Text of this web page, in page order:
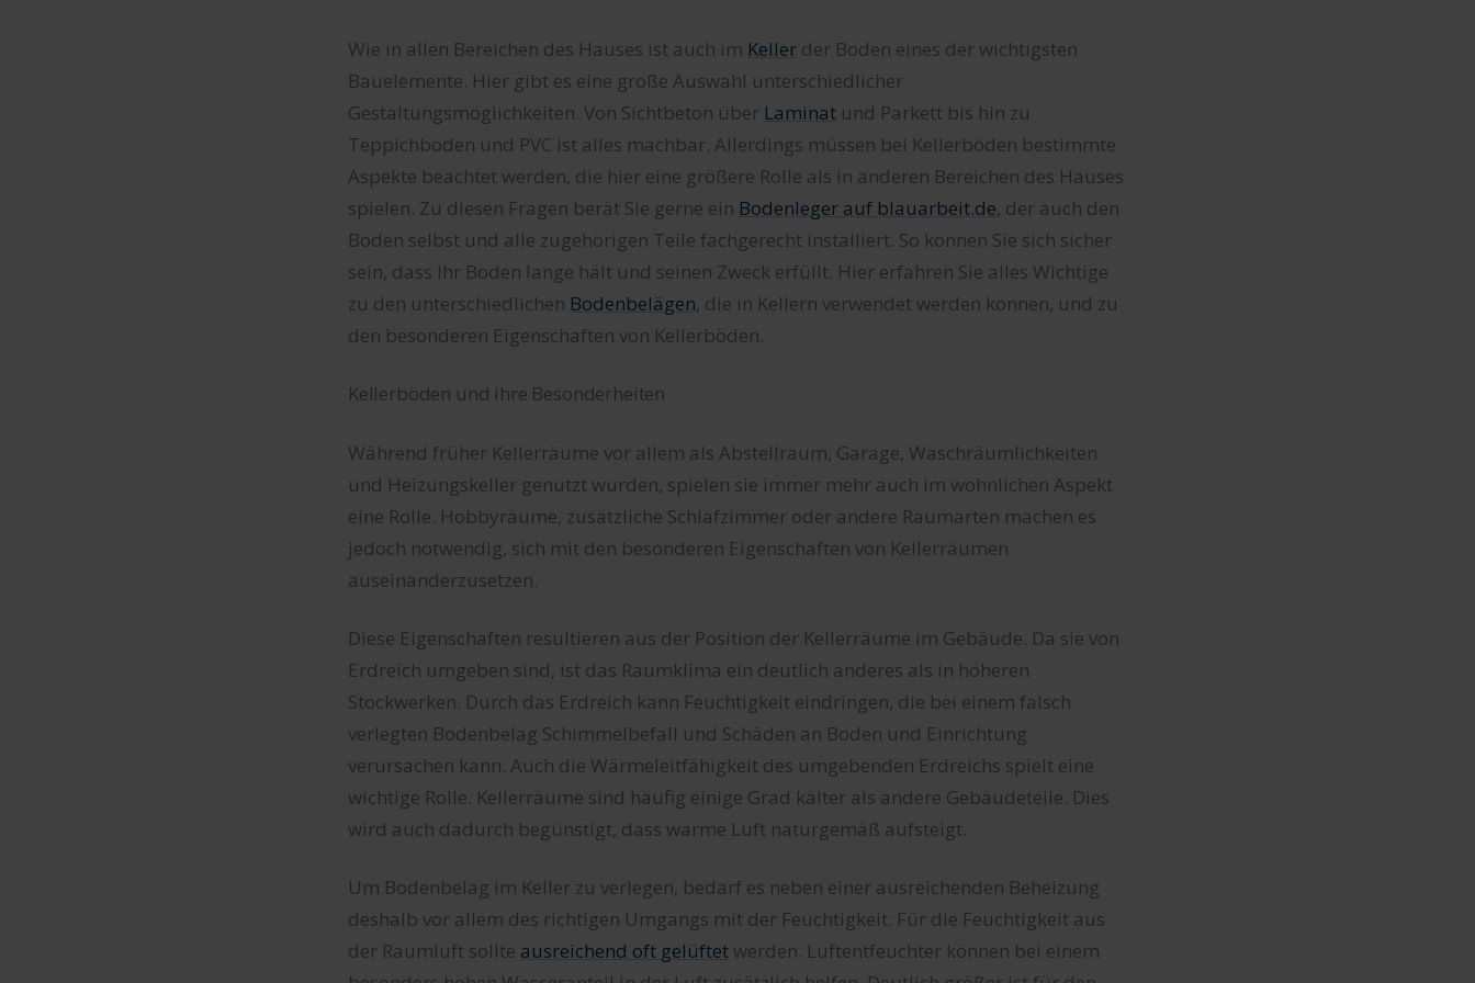
Wie in allen Bereichen des Hauses ist auch im Keller der Boden eines der wichtigsten
Bauelemente. Hier gibt es eine große Auswahl unterschiedlicher
Gestaltungsmöglichkeiten. Von Sichtbeton über Laminat und Parkett bis hin zu
Teppichboden und PVC ist alles machbar. Allerdings müssen bei Kellerböden bestimmte
Aspekte beachtet werden, die hier eine größere Rolle als in anderen Bereichen des Hauses
spielen. Zu diesen Fragen berät Sie gerne ein Bodenleger auf blauarbeit.de, der auch den
Boden selbst und alle zugehörigen Teile fachgerecht installiert. So können Sie sich sicher
sein, dass Ihr Boden lange hält und seinen Zweck erfüllt. Hier erfahren Sie alles Wichtige
zu den unterschiedlichen Bodenbelägen, die in Kellern verwendet werden können, und zu
den besonderen Eigenschaften von Kellerböden.
Kellerböden und ihre Besonderheiten
Während früher Kellerräume vor allem als Abstellraum, Garage, Waschräumlichkeiten
und Heizungskeller genutzt wurden, spielen sie immer mehr auch im wohnlichen Aspekt
eine Rolle. Hobbyräume, zusätzliche Schlafzimmer oder andere Raumarten machen es
jedoch notwendig, sich mit den besonderen Eigenschaften von Kellerräumen
auseinanderzusetzen.
Diese Eigenschaften resultieren aus der Position der Kellerräume im Gebäude. Da sie von
Erdreich umgeben sind, ist das Raumklima ein deutlich anderes als in höheren
Stockwerken. Durch das Erdreich kann Feuchtigkeit eindringen, die bei einem falsch
verlegten Bodenbelag Schimmelbefall und Schäden an Boden und Einrichtung
verursachen kann. Auch die Wärmeleitfähigkeit des umgebenden Erdreichs spielt eine
wichtige Rolle. Kellerräume sind häufig einige Grad kälter als andere Gebäudeteile. Dies
wird auch dadurch begünstigt, dass warme Luft naturgemäß aufsteigt.
Um Bodenbelag im Keller zu verlegen, bedarf es neben einer ausreichenden Beheizung
deshalb vor allem des richtigen Umgangs mit der Feuchtigkeit. Für die Feuchtigkeit aus
der Raumluft sollte ausreichend oft gelüftet werden. Luftentfeuchter können bei einem